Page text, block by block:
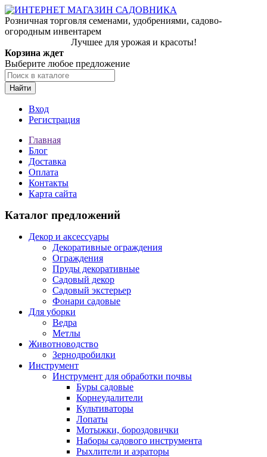
Розничная торговля семенами, удобрениями, садово-
огородным инвентарем
Лучшее для урожая и красоты!
Корзина ждет
Выберите любое предложение
Найти
Вход
Регистрация
Главная
Блог
Доставка
Оплата
Контакты
Карта сайта
Каталог предложений
Декор и аксессуары
Декоративные ограждения
Ограждения
Пруды декоративные
Садовый декор
Садовый экстерьер
Фонари садовые
Для уборки
Ведра
Метлы
Животноводство
Зернодробилки
Инструмент
Инструмент для обработки почвы
Буры садовые
Корнеудалители
Культиваторы
Лопаты
Мотыжки, бороздовички
Наборы садового инструмента
Рыхлители и аэраторы